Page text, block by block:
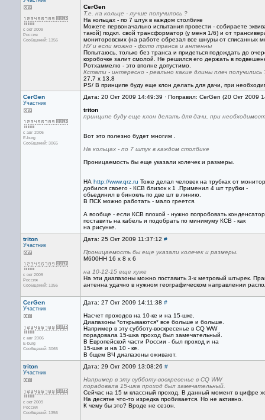
с окт 2009
Россия
Сообщений: 1356
CerGen
Т.е. на кольце - лучше получилось ?
На кольцах - по 7 штук в каждом столбике
Можете первоначально испытания провести - собираете
такой) подкл. свой трансформатор (у меня 1/6) и от
мониторовских (на работе обрезал все шнуры от списанных
НУ и если можно - фото транса и антенны
Попытаюсь, только без транса и придеться подождать до
коробочке залит смолой. Не решился его держать в
Ротхаммелю - это вполне допустимо.
Кстати - интересно - реально какие длины плеч получились
27,7 х 13,8
PS/ В принципе буду еще клон делать для дачи, при
CerGen
Участник
с авг 2006
E-burg
Сообщений: 3065
Дата: 20 Окт 2009 14:49:39 · Поправил: CerGen (20 Окт 2009
triton
принципе буду еще клон делать для дачи, при
Вот это полезно будет многим .
На кольцах - по 7 штук в каждом столбике
Проницаемость бы еще указали колечек и размеры.
НА http://www.qrz.ru Тоже делал человек на трубках от
добился своего - КСВ близок к 1 .Применил 4 шт трубки -
обьединил в бинокль по две шт в линию.
В ПСК можно работать - мало греется.
А вообще - если КСВ плохой - нужно попробовать конденсатор
поставить на кабель и подобрать по минимуму КСВ - как
на рисунке.
triton
Участник
с окт 2009
Россия
Сообщений: 1356
Дата: 25 Окт 2009 11:37:12 #
Проницаемость бы еще указали колечек и размеры.
M600HH 16 x 8 x 6
на 10-12-15 еще хуже
На эти диапазоны можно поставить 3-х метровый штырек.
антенна удачно в нужном географическом направлении
CerGen
Участник
с авг 2006
E-burg
Сообщений: 3065
Дата: 27 Окт 2009 14:11:38 #
Насчет проходов на 10-ке и на 15-шке.
Диапазоны *открываются* все больше и больше.
Например в эту субботу-воскресенье в CQ WW
порадовала 15-шка проход был замечательный.
В Европейской части России - был проход и на
15-шке и на 10 - ке.
В бщем ВЧ диапазоны оживают.
triton
Участник
с окт 2009
Россия
Сообщений: 1356
Дата: 29 Окт 2009 13:08:26 #
Например в эту субботу-воскресенье в CQ WW
порадовала 15-шка проход был замечательный.
Сейчас на 15 м классный проход. В данный момент в цифре
На десятке что-то изредка пробивается. Но не активно.
К чему бы это? Вроде не сезон.